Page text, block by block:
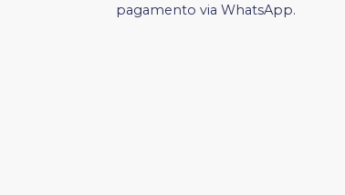
pagamento via WhatsApp.